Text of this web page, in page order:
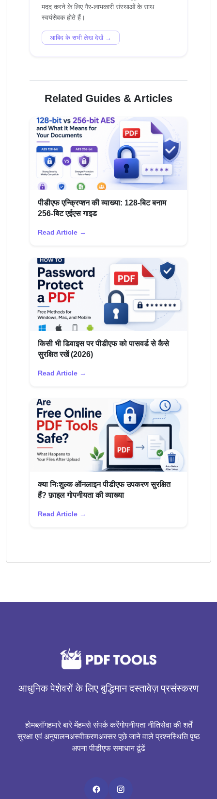
मदद करने के लिए गैर-लाभकारी संस्थाओं के साथ
आबिद के सभी लेख देखें →
Related Guides & Articles
पीडीएफ एन्क्रिप्शन की व्याख्या: 128-बिट बनाम
256-बिट एईएस गाइड
Read Article →
किसी भी डिवाइस पर पीडीएफ को पासवर्ड से कैसे
सुरक्षित रखें (2026)
Read Article →
क्या निःशुल्क ऑनलाइन पीडीएफ उपकरण सुरक्षित
हैं? फ़ाइल गोपनीयता की व्याख्या
Read Article →
आधुनिक पेशेवरों के लिए बुद्धिमान दस्तावेज़ प्रसंस्करण
होमब्लॉगहमारे बारे मेंहमसे संपर्क करेंगोपनीयता नीतिसेवा की शर्तें
सुरक्षा एवं अनुपालनअस्वीकरणअक्सर पूछे जाने वाले प्रश्नस्थिति पृष्ठ
अपना पीडीएफ समाधान ढूंढें